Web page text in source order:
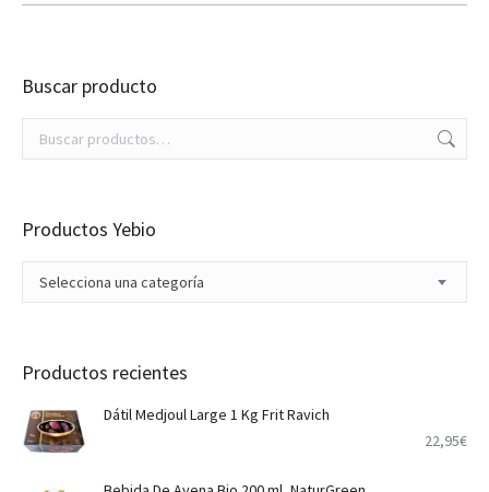
Buscar producto
Productos Yebio
Selecciona una categoría
Productos recientes
Dátil Medjoul Large 1 Kg Frit Ravich
22,95€